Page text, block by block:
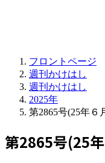
フロントページ
週刊かけはし
週刊かけはし
2025年
第2865号(25年６
第2865号(25